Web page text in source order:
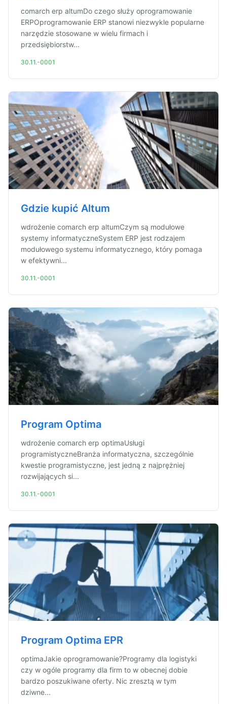
comarch erp altumDo czego służy oprogramowanie
ERPOprogramowanie ERP stanowi niezwykle popularne
narzędzie stosowane w wielu firmach i
przedsiębiorstw...
30.11.-0001
Gdzie kupić Altum
wdrożenie comarch erp altumCzym są modułowe
systemy informatyczneSystem ERP jest rodzajem
modułowego systemu informatycznego, który pomaga
w efektywni...
30.11.-0001
Program Optima
wdrożenie comarch erp optimaUsługi
programistyczneBranża informatyczna, szczególnie
kwestie programistyczne, jest jedną z najprężniej
rozwijających si...
30.11.-0001
Program Optima EPR
optimaJakie oprogramowanie?Programy dla logistyki
czy w ogóle programy dla firm to w obecnej dobie
bardzo poszukiwane oferty. Nic zresztą w tym
dziwne...